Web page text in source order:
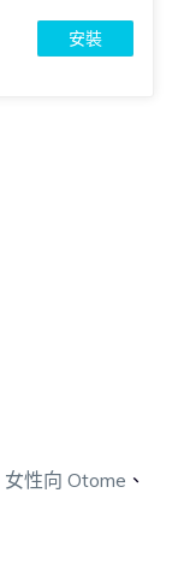
安裝
女性向 Otome 、